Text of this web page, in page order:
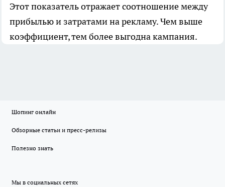
Этот показатель отражает соотношение между
прибылью и затратами на рекламу. Чем выше
коэффициент, тем более выгодна кампания.
Шопинг онлайн
Обзорные статьи и пресс-релизы
Полезно знать
Мы в социальных сетях